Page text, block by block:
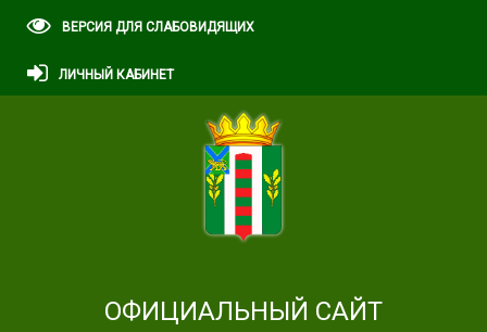
ВЕРСИЯ ДЛЯ СЛАБОВИДЯЩИХ
ЛИЧНЫЙ КАБИНЕТ
ОФИЦИАЛЬНЫЙ САЙТ